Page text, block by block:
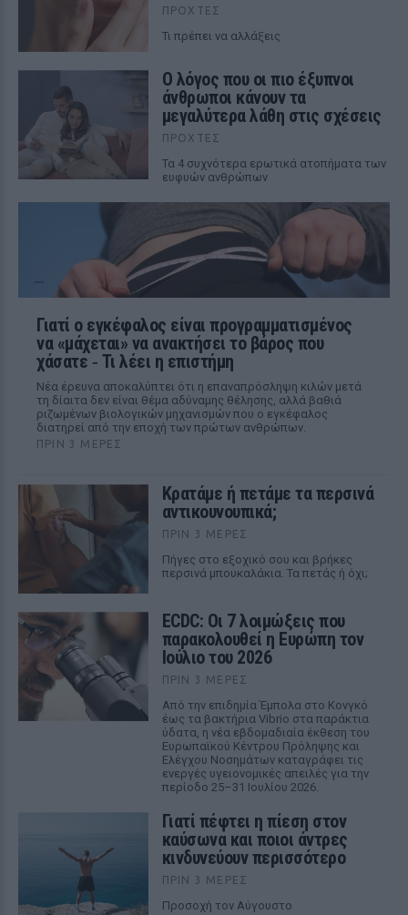
ΠΡΟΧΤΈΣ
Τι πρέπει να αλλάξεις
Ο λόγος που οι πιο έξυπνοι
άνθρωποι κάνουν τα
μεγαλύτερα λάθη στις σχέσεις
ΠΡΟΧΤΈΣ
Τα 4 συχνότερα ερωτικά ατοπήματα των
ευφυών ανθρώπων
Γιατί ο εγκέφαλος είναι προγραμματισμένος
να «μάχεται» να ανακτήσει το βάρος που
χάσατε ‑ Τι λέει η επιστήμη
Νέα έρευνα αποκαλύπτει ότι η επαναπρόσληψη κιλών μετά
τη δίαιτα δεν είναι θέμα αδύναμης θέλησης, αλλά βαθιά
ριζωμένων βιολογικών μηχανισμών που ο εγκέφαλος
διατηρεί από την εποχή των πρώτων ανθρώπων.
ΠΡΙΝ 3 ΜΈΡΕΣ
Κρατάμε ή πετάμε τα περσινά
αντικουνουπικά;
ΠΡΙΝ 3 ΜΈΡΕΣ
Πήγες στο εξοχικό σου και βρήκες
περσινά μπουκαλάκια. Τα πετάς ή όχι;
ECDC: Οι 7 λοιμώξεις που
παρακολουθεί η Ευρώπη τον
Ιούλιο του 2026
ΠΡΙΝ 3 ΜΈΡΕΣ
Από την επιδημία Έμπολα στο Κονγκό
έως τα βακτήρια Vibrio στα παράκτια
ύδατα, η νέα εβδομαδιαία έκθεση του
Ευρωπαϊκού Κέντρου Πρόληψης και
Ελέγχου Νοσημάτων καταγράφει τις
ενεργές υγειονομικές απειλές για την
περίοδο 25–31 Ιουλίου 2026.
Γιατί πέφτει η πίεση στον
καύσωνα και ποιοι άντρες
κινδυνεύουν περισσότερο
ΠΡΙΝ 3 ΜΈΡΕΣ
Προσοχή τον Αύγουστο